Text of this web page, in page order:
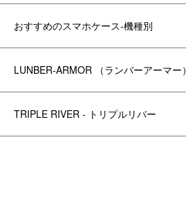
おすすめのスマホケース-機種別
LUNBER-ARMOR （ランバーアーマー）
TRIPLE RIVER - トリプルリバー